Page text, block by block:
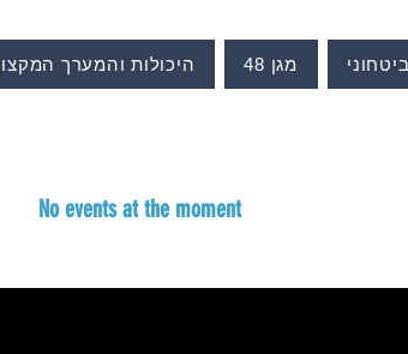
מגן 48 היכולות והמערך
No events at the moment